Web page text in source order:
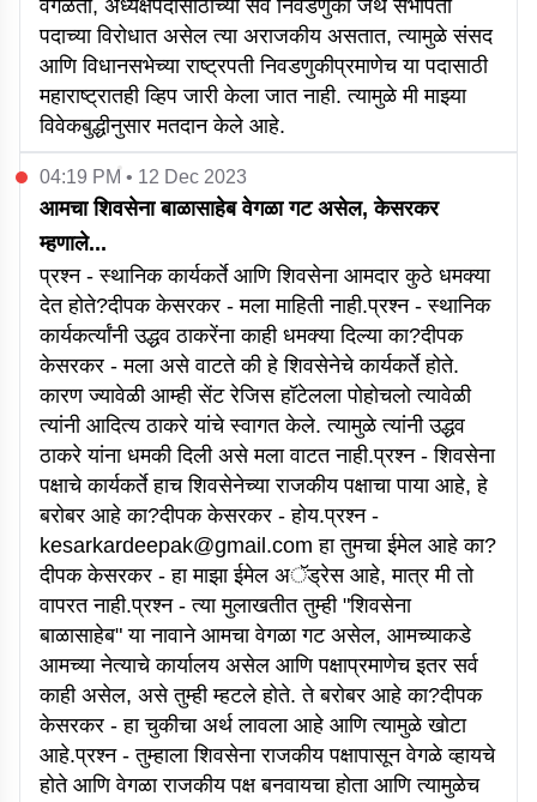
वगळता, अध्यक्षपदासाठीच्या सर्व निवडणुका जेथे सभापती
पदाच्या विरोधात असेल त्या अराजकीय असतात, त्यामुळे संसद
आणि विधानसभेच्या राष्ट्रपती निवडणुकीप्रमाणेच या पदासाठी
महाराष्ट्रातही व्हिप जारी केला जात नाही. त्यामुळे मी माझ्या
विवेकबुद्धीनुसार मतदान केले आहे.
04:19 PM • 12 Dec 2023
आमचा शिवसेना बाळासाहेब वेगळा गट असेल, केसरकर
म्हणाले...
प्रश्न - स्थानिक कार्यकर्ते आणि शिवसेना आमदार कुठे धमक्या
देत होते?दीपक केसरकर - मला माहिती नाही.प्रश्न - स्थानिक
कार्यकर्त्यांनी उद्धव ठाकरेंना काही धमक्या दिल्या का?दीपक
केसरकर - मला असे वाटते की हे शिवसेनेचे कार्यकर्ते होते.
कारण ज्यावेळी आम्ही सेंट रेजिस हॉटेलला पोहोचलो त्यावेळी
त्यांनी आदित्य ठाकरे यांचे स्वागत केले. त्यामुळे त्यांनी उद्धव
ठाकरे यांना धमकी दिली असे मला वाटत नाही.प्रश्न - शिवसेना
पक्षाचे कार्यकर्ते हाच शिवसेनेच्या राजकीय पक्षाचा पाया आहे, हे
बरोबर आहे का?दीपक केसरकर - होय.प्रश्न -
kesarkardeepak@gmail.com हा तुमचा ईमेल आहे का?
दीपक केसरकर - हा माझा ईमेल अॅड्रेस आहे, मात्र मी तो
वापरत नाही.प्रश्न - त्या मुलाखतीत तुम्ही "शिवसेना
बाळासाहेब" या नावाने आमचा वेगळा गट असेल, आमच्याकडे
आमच्या नेत्याचे कार्यालय असेल आणि पक्षाप्रमाणेच इतर सर्व
काही असेल, असे तुम्ही म्हटले होते. ते बरोबर आहे का?दीपक
केसरकर - हा चुकीचा अर्थ लावला आहे आणि त्यामुळे खोटा
आहे.प्रश्न - तुम्हाला शिवसेना राजकीय पक्षापासून वेगळे व्हायचे
होते आणि वेगळा राजकीय पक्ष बनवायचा होता आणि त्यामुळेच